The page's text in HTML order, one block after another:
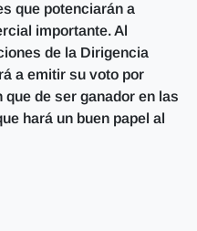
que potenciarán a
importante. Al
de la Dirigencia
a emitir su voto por
de ser ganador en las
hará un buen papel al